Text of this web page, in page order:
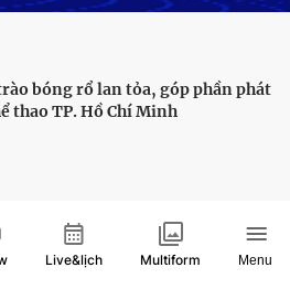
bóng rổ lan tỏa, góp phần phát
thao TP. Hồ Chí Minh
TP. Hồ Chí Minh sẵn sàng chinh
chương vàng Đại hội 2026
Live&lịch Multiform Menu